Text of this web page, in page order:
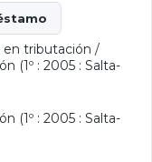
en tributación /
(1º : 2005 : Salta-
(1º : 2005 : Salta-